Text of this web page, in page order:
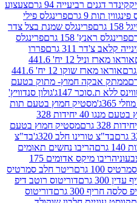
94 גרם
צעצוע
פרינגלס פילי
פרינגלס שמנת בצל צדר
גרם
פרינגלס
גרם
פררו
אוראו מארז וניל 12 יח' 441.6
אוראו מארז שוקו 12 יח' 441.6
חמוץ- מתוק בטעם
147ג'
גולון סנדוויץ'
חמוץ בטעם תות
מסטיק חמוץ בטעם מנגו 40 יחידות 328
מסטיק חמוץ בטעם
חלב 320ג'
בד"צ
נחשים תאומים
הריבו מיקס אדומים 175
ריטר חלב סמרטיס
דוריטוס רוטב דיפ
דוריטוס